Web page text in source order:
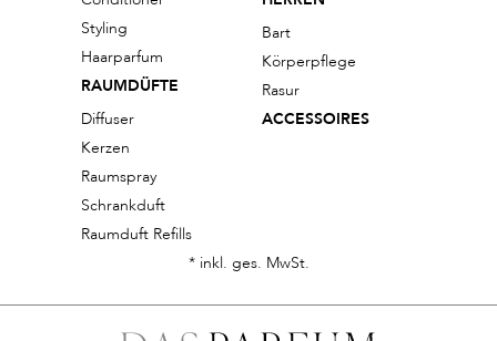
Styling
Haarparfum
RAUMDÜFTE
Diffuser
Kerzen
Raumspray
Schrankduft
Raumduft Refills
Bart
Körperpflege
Rasur
ACCESSOIRES
* inkl. ges. MwSt.